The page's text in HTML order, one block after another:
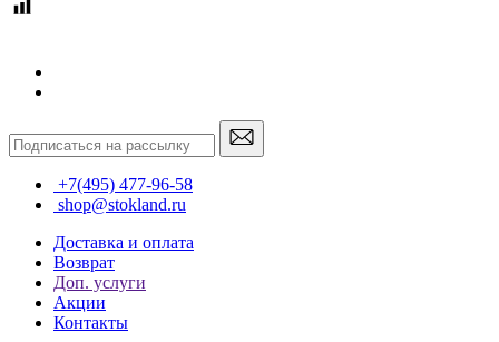
+7(495) 477-96-58
shop@stokland.ru
Доставка и оплата
Возврат
Доп. услуги
Акции
Контакты